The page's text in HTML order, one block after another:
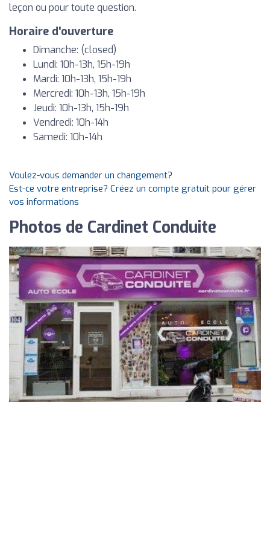
leçon ou pour toute question.
Horaire d'ouverture
Dimanche: (closed)
Lundi: 10h-13h, 15h-19h
Mardi: 10h-13h, 15h-19h
Mercredi: 10h-13h, 15h-19h
Jeudi: 10h-13h, 15h-19h
Vendredi: 10h-14h
Samedi: 10h-14h
Voulez-vous demander un changement?
Est-ce votre entreprise? Créez un compte gratuit pour gérer
vos informations
Photos de Cardinet Conduite